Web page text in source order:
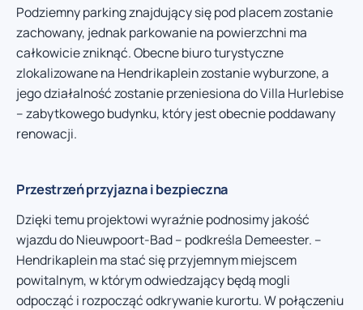
Podziemny parking znajdujący się pod placem zostanie
zachowany, jednak parkowanie na powierzchni ma
całkowicie zniknąć. Obecne biuro turystyczne
zlokalizowane na Hendrikaplein zostanie wyburzone, a
jego działalność zostanie przeniesiona do Villa Hurlebise
– zabytkowego budynku, który jest obecnie poddawany
renowacji.
Przestrzeń przyjazna i bezpieczna
Dzięki temu projektowi wyraźnie podnosimy jakość
wjazdu do Nieuwpoort-Bad – podkreśla Demeester. –
Hendrikaplein ma stać się przyjemnym miejscem
powitalnym, w którym odwiedzający będą mogli
odpocząć i rozpocząć odkrywanie kurortu. W połączeniu